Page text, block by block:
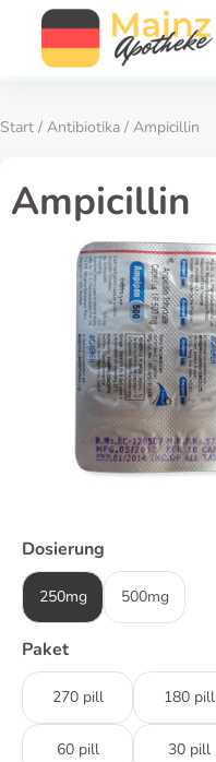
Start / Antibiotika / Ampicillin
Ampicillin
Dosierung
250mg 500mg
Paket
270 pill 180 pill
60 pill 30 pill